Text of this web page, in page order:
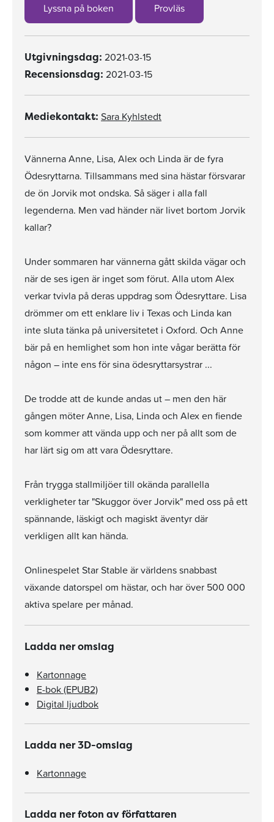
Lyssna på boken Provläs
Utgivningsdag: 2021-03-15
Recensionsdag: 2021-03-15
Mediekontakt: Sara Kyhlstedt
Vännerna Anne, Lisa, Alex och Linda är de fyra
Ödesryttarna. Tillsammans med sina hästar försvarar
de ön Jorvik mot ondska. Så säger i alla fall
legenderna. Men vad händer när livet bortom Jorvik
kallar?
Under sommaren har vännerna gått skilda vägar och
när de ses igen är inget som förut. Alla utom Alex
verkar tvivla på deras uppdrag som Ödesryttare. Lisa
drömmer om ett enklare liv i Texas och Linda kan
inte sluta tänka på universitetet i Oxford. Och Anne
bär på en hemlighet som hon inte vågar berätta för
någon – inte ens för sina ödesryttarsystrar ...
De trodde att de kunde andas ut – men den här
gången möter Anne, Lisa, Linda och Alex en fiende
som kommer att vända upp och ner på allt som de
har lärt sig om att vara Ödesryttare.
Från trygga stallmiljöer till okända parallella
verkligheter tar "Skuggor över Jorvik" med oss på ett
spännande, läskigt och magiskt äventyr där
verkligen allt kan hända.
Onlinespelet Star Stable är världens snabbast
växande datorspel om hästar, och har över 500 000
aktiva spelare per månad.
Ladda ner omslag
Kartonnage
E-bok (EPUB2)
Digital ljudbok
Ladda ner 3D-omslag
Kartonnage
Ladda ner foton av författaren